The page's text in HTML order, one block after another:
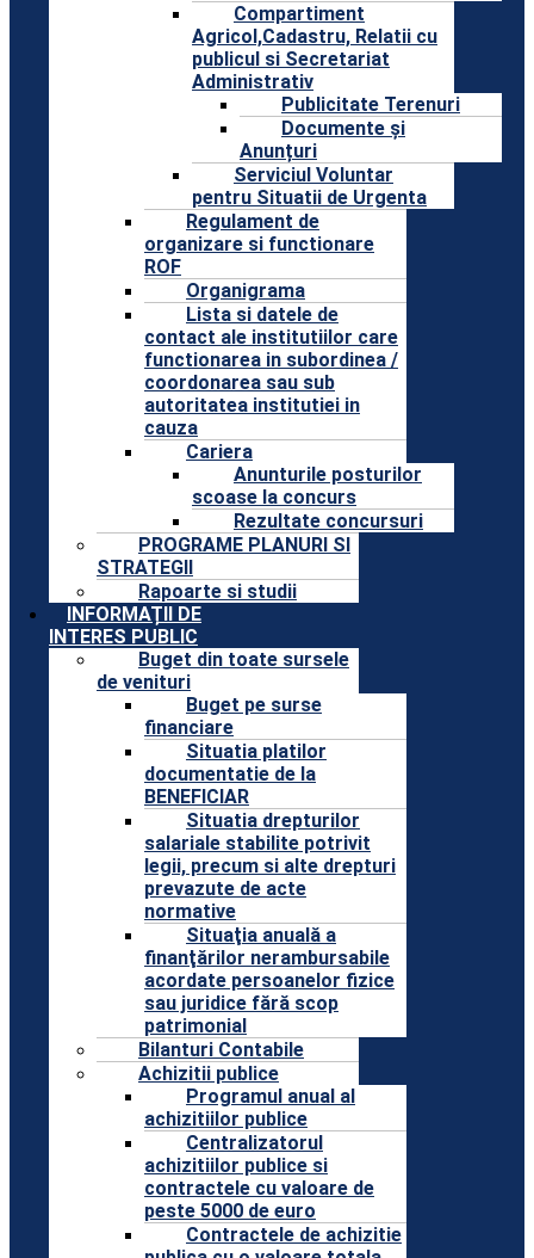
Compartiment
Agricol,Cadastru, Relatii cu
publicul si Secretariat
Administrativ
Publicitate Terenuri
Documente și
Anunțuri
Serviciul Voluntar
pentru Situatii de Urgenta
Regulament de
organizare si functionare
ROF
Organigrama
Lista si datele de
contact ale institutiilor care
functionarea in subordinea /
coordonarea sau sub
autoritatea institutiei in
cauza
Cariera
Anunturile posturilor
scoase la concurs
Rezultate concursuri
PROGRAME PLANURI SI
STRATEGII
Rapoarte si studii
INFORMAȚII DE
INTERES PUBLIC
Buget din toate sursele
de venituri
Buget pe surse
financiare
Situatia platilor
documentatie de la
BENEFICIAR
Situatia drepturilor
salariale stabilite potrivit
legii, precum si alte drepturi
prevazute de acte
normative
Situaţia anuală a
finanţărilor nerambursabile
acordate persoanelor fizice
sau juridice fără scop
patrimonial
Bilanturi Contabile
Achizitii publice
Programul anual al
achizitiilor publice
Centralizatorul
achizitiilor publice si
contractele cu valoare de
peste 5000 de euro
Contractele de achizitie